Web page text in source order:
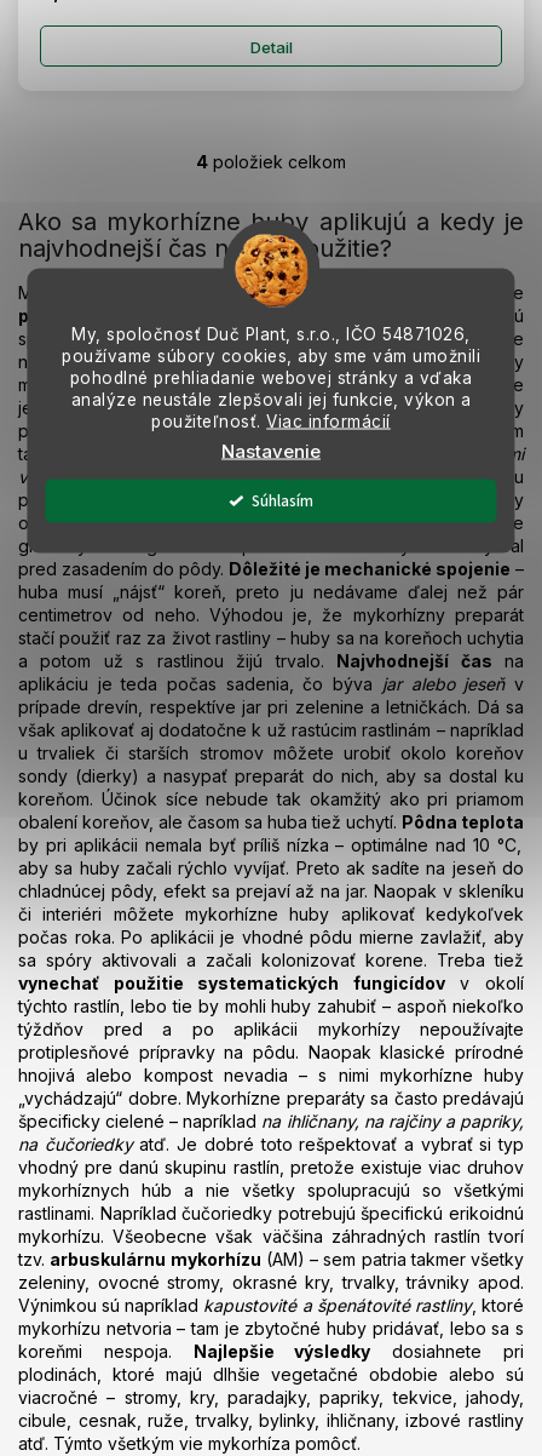
My, spoločnosť Duč Plant, s.r.o., IČO 54871026,
používame súbory cookies, aby sme vám umožnili
pohodlné prehliadanie webovej stránky a vďaka
analýze neustále zlepšovali jej funkcie, výkon a
použiteľnosť.Viac informácií
Nastavenie
Súhlasím
Detail
O
l
á
d
a
c
i
e
p
r
v
k
v
ý
i
s
u
4 položiek celkom
Ako sa mykorhízne huby aplikujú a kedy je
najvhodnejší čas na ich použitie?
Mykorhízne huby pre záhradné účely sú dostupné vo forme
prášku, granúl alebo gélového prípravku
, ktoré obsahujú
spóry a fragmenty podhubia užitočných húb. Aplikácia je
najúčinnejšiapri výsadbe alebo presádzaní rastlín– vtedy
máme možnosť priamo preparát zaniesť ku koreňom. Postup je
jednoduchý: pri sadení stromčeka, kríka či sadenice zeleniny
posypeme alebo potrieme korene mykorhíznym prípravkom
tak, aby
čo najviac spórov prišlo do kontaktu s koreňovými
vlásočnicami. Napríklad pri stromoch sa odporúča dať dávku
prášku do výsadbovej jamy a pomiešať s trochou zeminy
okolo koreňového balu. Pri priesadách rajčín či paprík môžete
granulky alebo gél naniesť priamo na obnažený koreňový bal
pred zasadením do pôdy. Dôležité je mechanické spojenie –
huba musí „nájsť“ koreň, preto ju nedávame ďalej než pár
centimetrov od neho. Výhodou je, že mykorhízny preparát
stačí použiť raz za život rastliny – huby sa na koreňoch uchytia
a potom už s rastlinou žijú trvalo.
Najvhodnejší čas na
aplikáciu je teda počas sadenia, čo býva jar alebo jeseňv
prípade drevín, respektíve jar pri zelenine a letničkách. Dá sa
však aplikovať aj dodatočne k už rastúcim rastlinám – napríklad
u trvaliek či starších stromov môžete urobiť okolo koreňov
sondy (dierky) a nasypať preparát do nich, aby sa dostal ku
koreňom. Účinok síce nebude tak okamžitý ako pri priamom
obalení koreňov, ale časom sa huba tiež uchytí. Pôdna teplota
by pri aplikácii nemala byť príliš nízka – optimálne nad 10 °C,
aby sa huby začali rýchlo vyvíjať. Preto ak sadíte na jeseň do
chladnúcej pôdy, efekt sa prejaví až na jar. Naopak v skleníku
či interiéri môžete mykorhízne huby aplikovať kedykoľvek
počas roka. Po aplikácii je vhodné pôdu mierne zavlažiť, aby
sa spóry aktivovali a začali kolonizovať korene. Treba tiež
vynechať použitie systematických fungicídovv okolí
týchto rastlín, lebo tie by mohli huby zahubiť – aspoň niekoľko
týždňov pred a po aplikácii mykorhízy nepoužívajte
protiplesňové prípravky na pôdu. Naopak klasické prírodné
hnojivá alebo kompost nevadia – s nimi mykorhízne huby
„vychádzajú“ dobre. Mykorhízne preparáty sa často predávajú
špecificky cielené – napríklad na ihličnany, na rajčiny a papriky,
na čučoriedkyatď. Je dobré toto rešpektovať a vybrať si typ
vhodný pre danú skupinu rastlín, pretože existuje viac druhov
mykorhíznych húb a nie všetky spolupracujú so všetkými
rastlinami. Napríklad čučoriedky potrebujú špecifickú erikoidnú
mykorhízu. Všeobecne však väčšina záhradných rastlín tvorí
tzv. arbuskulárnu mykorhízu (AM) – sem patria takmer všetky
zeleniny, ovocné stromy, okrasné kry, trvalky, trávniky apod.
Výnimkou sú napríklad kapustovité a špenátovité rastliny, ktoré
mykorhízu netvoria – tam je zbytočné huby pridávať, lebo sa s
koreňmi nespoja.
Najlepšie výsledky dosiahnete pri
plodinách, ktoré majú dlhšie vegetačné obdobie alebo sú
viacročné – stromy, kry, paradajky, papriky, tekvice, jahody,
cibule, cesnak, ruže, trvalky, bylinky, ihličnany, izbové rastliny
atď. Týmto všetkým vie mykorhíza pomôcť.